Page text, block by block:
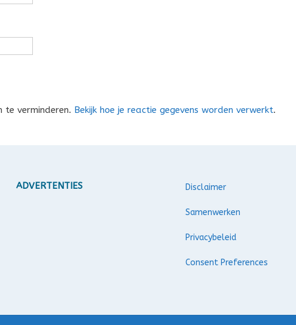
te verminderen. Bekijk hoe je reactie gegevens worden verwerkt.
ADVERTENTIES Disclaimer
Samenwerken
Privacybeleid
Consent Preferences